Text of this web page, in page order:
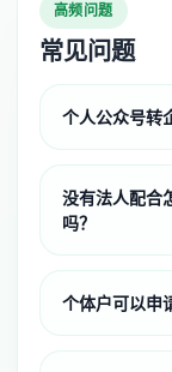
高频问题
常见问题
个人公众号转
没有法人配合
吗？
个体户可以申